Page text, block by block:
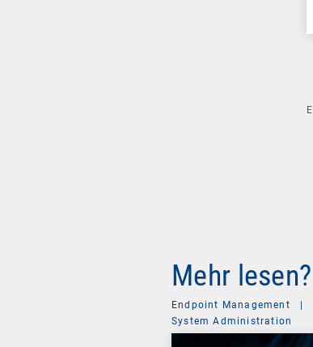
Mehr lesen?
Endpoint Management
|
System Administration